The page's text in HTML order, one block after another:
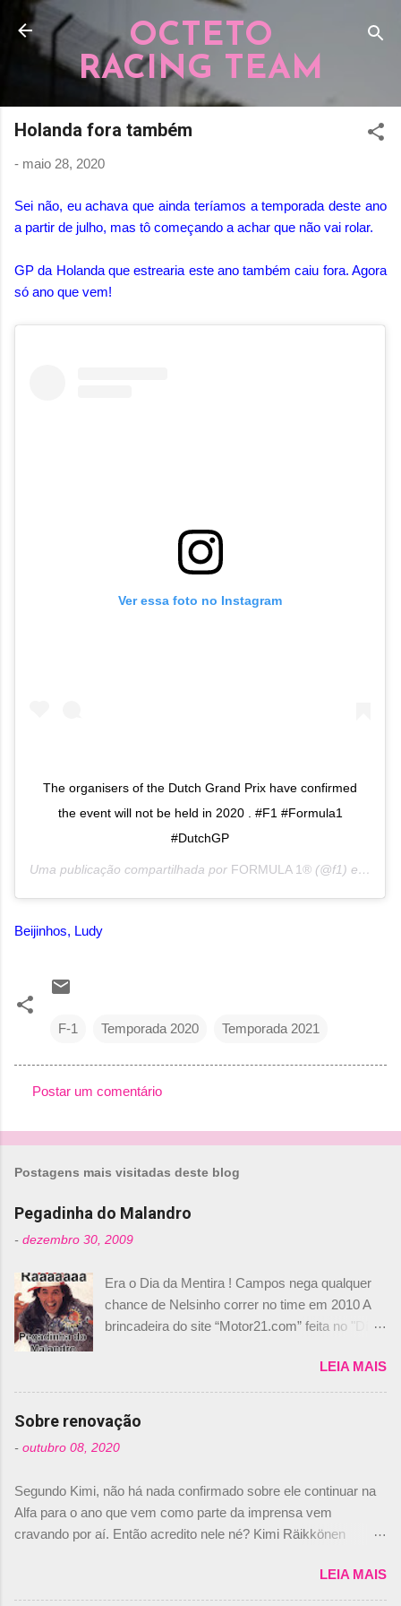
Pular para o conteúdo principal
OCTETO
RACING TEAM
Holanda fora também
- maio 28, 2020
Sei não, eu achava que ainda teríamos a temporada deste ano
a partir de julho, mas tô começando a achar que não vai rolar.
GP da Holanda que estrearia este ano também caiu fora. Agora
só ano que vem!
Ver essa foto no Instagram
The organisers of the Dutch Grand Prix have confirmed
the event will not be held in 2020 . #F1 #Formula1
#DutchGP
Uma publicação compartilhada por FORMULA 1® (@f1) em
Beijinhos, Ludy
F-1 Temporada 2020 Temporada 2021
o
n
t
r
i
o
Postar um comentário
Postagens mais visitadas deste blog
Pegadinha do Malandro
- dezembro 30, 2009
Era o Dia da Mentira ! Campos nega qualquer
chance de Nelsinho correr no time em 2010 A
brincadeira do site “Motor21.com” feita no "Día
de abril –, afirmando que Nelson Piquet havia
comprado 15% das ações da Campos, dando,
com isso, um lugar no time a Nelsinho Piquet,
foi esclarecida de uma vez por todas por
Daniele Audetto, diretor da escuderia. O
não será o companheiro de Bruno Senna em
2010. "Na verdade, nós recebemos uma oferta
de Piquet", admitiu Audetto. “Mas depois de ter
dois brasileiros”, explicou, dizendo ainda que
LEIA MAIS
Sobre renovação
- outubro 08, 2020
Segundo Kimi, não há nada confirmado sobre ele continuar na
Alfa para o ano que vem como parte da imprensa vem
cravando por aí. Então acredito nele né? Kimi Räikkönen
truth but I’ve never had an option in my contract so that’s
should, pretty much, tell you that it’s not true." #Kimi7 #EifelGP
LEIA MAIS